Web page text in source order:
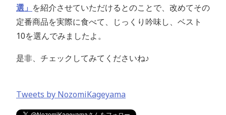
選」 を紹介させていただけるとのことで、改めてその
定番商品を実際に食べて、じっくり吟味し、ベスト
10を選んでみましたよ。
是非、チェックしてみてくださいね♪
Tweets by NozomiKageyama